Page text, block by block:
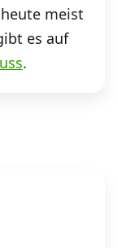
meist
es auf
.